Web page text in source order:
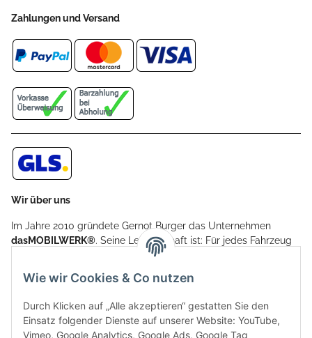
Zahlungen und Versand
Wir über uns
Im Jahre 2010 gründete Gernot Burger das Unternehmen
dasMOBILWERK®. Seine Leidenschaft ist: Für jedes Fahrzeug
ein Car Cover anzubieten - passgenau und individuell.
Aufgrund der vielen positiven Kundenrückmeldungen kamen
weitere Produkte, wie Reifenschuhe, Hardtopständer hinzu.
Seine Reifenschoner werden in Deutschland produziert und
sind mit hochwertigen Techniken und Materialien gefertigt.
Wie wir Cookies & Co nutzen
Durch Klicken auf „Alle akzeptieren“ gestatten Sie den
Einsatz folgender Dienste auf unserer Website: YouTube,
Vimeo, Google Analytics, Google Ads, Google Tag